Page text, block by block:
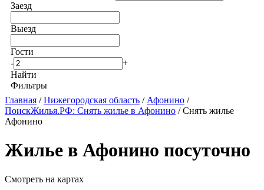
Заезд
Выезд
Гости
-
+
Найти
Фильтры
Главная /Нижегородская область / Афонино /
ПоискЖилья.РФ: Снять жилье в Афонино / Снять жилье
Афонино
Жилье в Афонино посуточно
Смотреть на картах